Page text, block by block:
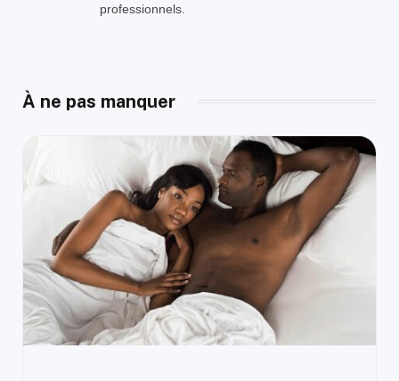
professionnels.
À ne pas manquer